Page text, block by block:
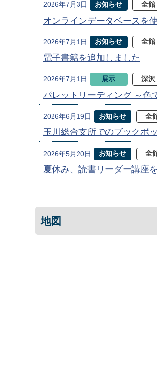
2026年7月3日 お知らせ 全館
オンラインデータベースを
2026年7月1日 お知らせ 全館
電子書籍を追加しました
2026年7月1日 展示 深沢
パレットリーディング ～色
2026年6月19日 お知らせ 全
玉川総合支所でのブックボ
2026年5月20日 お知らせ 全
夏休み、読書リーダー講座
地図